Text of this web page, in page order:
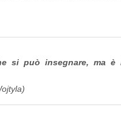
si può insegnare, ma è